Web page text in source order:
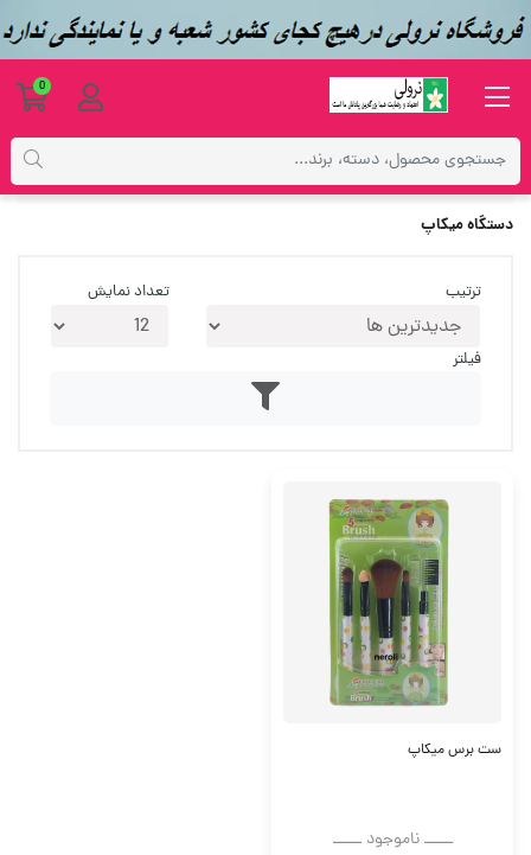
دستگاه میکاپ
ترتیب تعداد نمایش
فیلتر
ست برس میکاپ
ــــــ ناموجود ــــــ
0